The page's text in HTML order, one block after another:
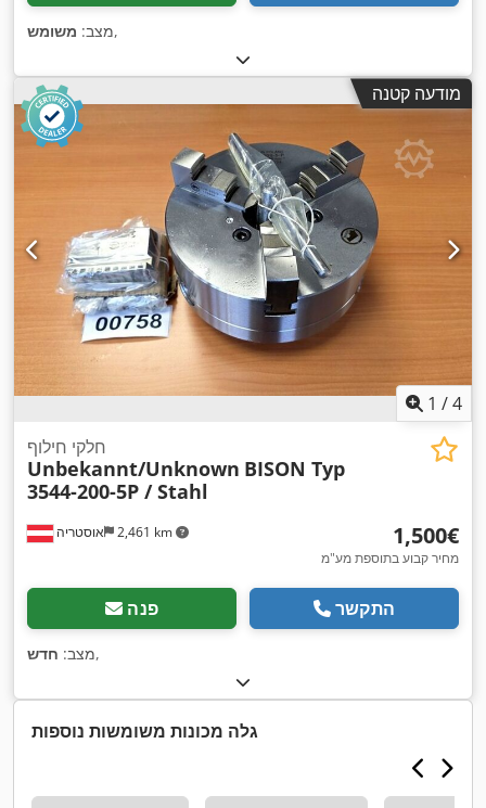
מצב: משומש ,
מודעה קטנה
1 /4
אוסטריה 2,461 km
חלקי חילוף
Unbekannt/Unknown BISON Typ
3544-200-5P / Stahl
‏1,500 ‏€
מחיר קבוע בתוספת מע"מ
פנה התקשר
מצב: חדש ,
גלה מכונות משומשות נוספות